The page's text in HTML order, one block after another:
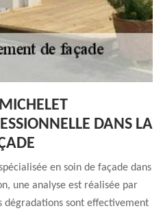
DANS LA
en soin de façade dans
une analyse est réalisée par
dégradations sont effectivement